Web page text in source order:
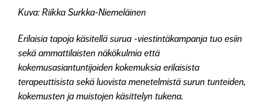
Kuva: Riikka Surkka-Niemeläinen
Erilaisia tapoja käsitellä surua -viestintäkampanja tuo esiin
sekä ammattilaisten näkökulmia että
kokemusasiantuntijoiden kokemuksia erilaisista
terapeuttisista sekä luovista menetelmistä surun tunteiden,
kokemusten ja muistojen käsittelyn tukena.